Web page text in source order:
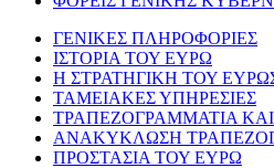
ΓΕΝΙΚΕΣ ΠΛΗΡΟΦΟΡΙΕΣ
ΙΣΤΟΡΙΑ ΤΟΥ ΕΥΡΩ
Η ΣΤΡΑΤΗΓΙΚΗ ΤΟΥ
ΤΑΜΕΙΑΚΕΣ ΥΠΗΡΕΣΙΕΣ
ΤΡΑΠΕΖΟΓΡΑΜΜΑΤΙΑ
ΑΝΑΚΥΚΛΩΣΗ
ΠΡΟΣΤΑΣΙΑ ΤΟΥ ΕΥΡΩ